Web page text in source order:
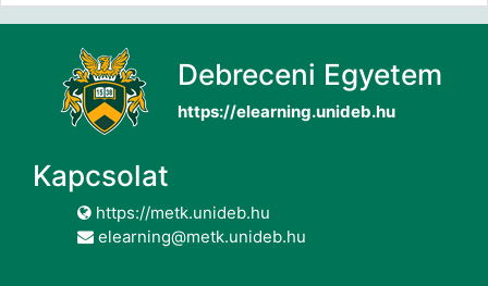
Debreceni Egyetem
https://elearning.unideb.hu
Kapcsolat
https://metk.unideb.hu
elearning@metk.unideb.hu